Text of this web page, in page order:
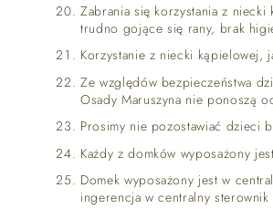
Zabrania się korzystania z
trudno gojące się rany, brak
Korzystanie z niecki kąpielowej,
Ze względów bezpieczeństwa
Osady Maruszyna nie ponoszą
Prosimy nie pozostawiać dzieci
Każdy z domków wyposażony
Domek wyposażony jest w
ingerencja w centralny